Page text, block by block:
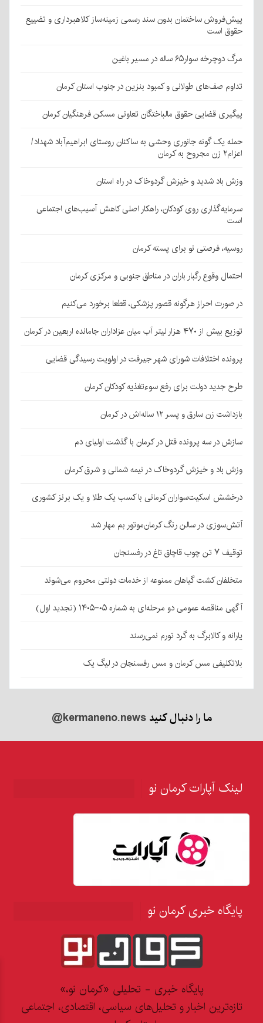
پیش‌فروش ساختمان بدون سند رسمی زمینه‌ساز کلاهبرداری و تضییع
حقوق است
مرگ دوچرخه سوار۶۵ ساله در مسیر باغین
تداوم صف‌های طولانی و کمبود بنزین در جنوب استان کرمان
پیگیری قضایی حقوق مالباختگان تعاونی مسکن فرهنگیان کرمان
حمله یک گونه جانوری وحشی به ساکنان روستای ابراهیم‌آباد شهداد/
اعزام۲ زن مجروح به کرمان
وزش باد شدید و خیزش گردوخاک در راه استان
سرمایه‌گذاری روی کودکان، راهکار اصلی کاهش آسیب‌های اجتماعی
است
روسیه، فرصتی نو برای پسته کرمان
احتمال وقوع رگبار باران در مناطق جنوبی و مرکزی کرمان
در صورت احراز هرگونه قصور پزشکی، قطعا برخورد می‌کنیم
توزیع بیش از ۴۷۰ هزار لیتر آب میان عزاداران جامانده اربعین در کرمان
پرونده اختلافات شورای شهر جیرفت در اولویت رسیدگی قضایی
طرح جدید دولت برای رفع سوءتغذیه کودکان کرمان
بازداشت زن سارق و پسر ۱۲ ساله‌اش در کرمان
سازش در سه پرونده قتل در کرمان با گذشت اولیای دم
وزش باد و خیزش گردوخاک در نیمه شمالی و شرق کرمان
درخشش اسکیت‌سواران کرمانی با کسب یک طلا و یک برنز کشوری
آتش‌سوزی در سالن رنگ کرمان‌موتور بم مهار شد
توقیف ۷ تن چوب قاچاق تاغ در رفسنجان
متخلفان کشت گیاهان ممنوعه از خدمات دولتی محروم می‌شوند
آگهی مناقصه عمومی دو مرحله‌ای به شماره ۰۵-۱۴۰۵ (تجدید اول)
یارانه و کالابرگ به گرد تورم نمی‌رسند
بلاتکلیفی مس کرمان و مس رفسنجان در لیگ یک
ما را دنبال کنید@kermaneno.news
لینک آپارات کرمان نو
پایگاه خبری کرمان نو
پایگاه خبری - تحلیلی «کرمان نو،»
تازه‌ترین اخبار و تحلیل‌های سیاسی، اقتصادی، اجتماعی